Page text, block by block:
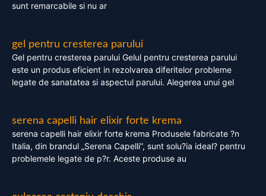
sunt remarcabile si nu ar
gel pentru cresterea parului
Gel pentru cresterea parului Gelul pentru cresterea parului
este un produs eficient in rezolvarea diferitelor probleme
legate de sanatatea si aspectul parului. Alegerea unui gel
serena capelli hair elixir forte krema
serena capelli hair elixir forte krema Produsele fabricate ?n
Italia, din brandul „Serena Capelli”, sunt solu?ia ideal? pentru
problemele legate de p?r. Aceste produse au